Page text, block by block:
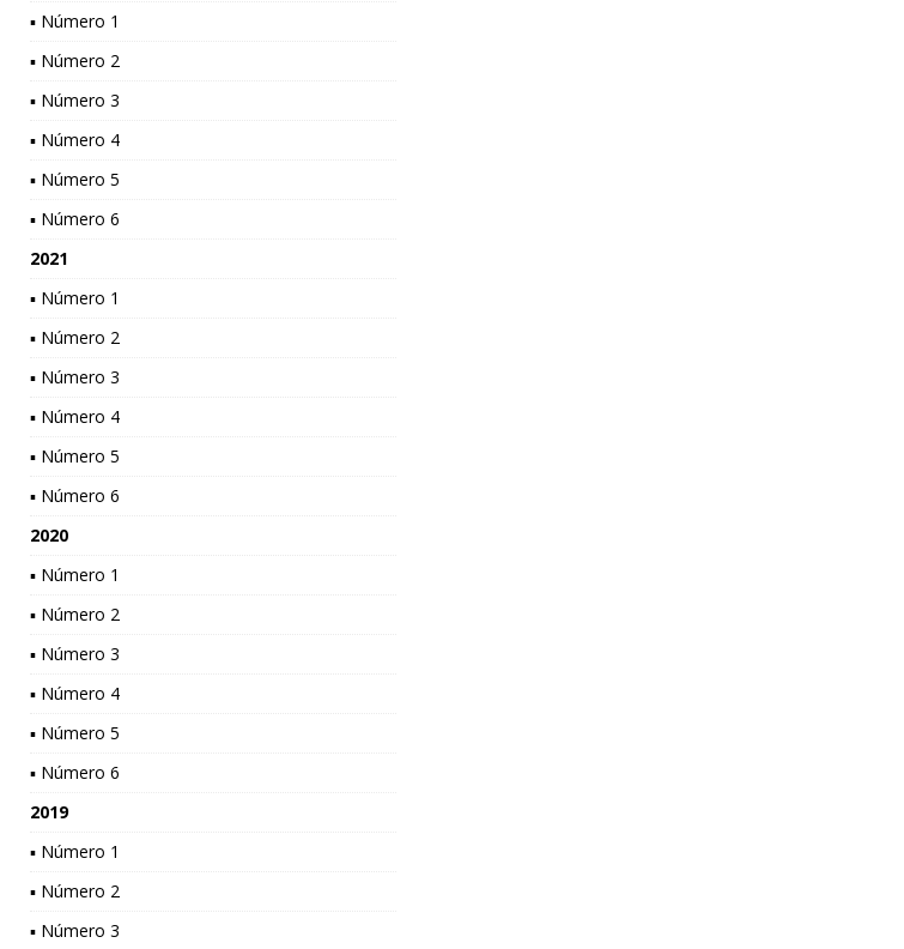
▪ Número 1
▪ Número 2
▪ Número 3
▪ Número 4
▪ Número 5
▪ Número 6
2021
▪ Número 1
▪ Número 2
▪ Número 3
▪ Número 4
▪ Número 5
▪ Número 6
2020
▪ Número 1
▪ Número 2
▪ Número 3
▪ Número 4
▪ Número 5
▪ Número 6
2019
▪ Número 1
▪ Número 2
▪ Número 3